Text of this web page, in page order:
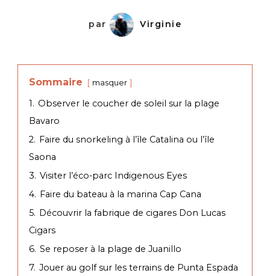
par Virginie
Sommaire masquer
1. Observer le coucher de soleil sur la plage
Bavaro
2. Faire du snorkeling à l’île Catalina ou l’île
Saona
3. Visiter l’éco-parc Indigenous Eyes
4. Faire du bateau à la marina Cap Cana
5. Découvrir la fabrique de cigares Don Lucas
Cigars
6. Se reposer à la plage de Juanillo
7. Jouer au golf sur les terrains de Punta Espada